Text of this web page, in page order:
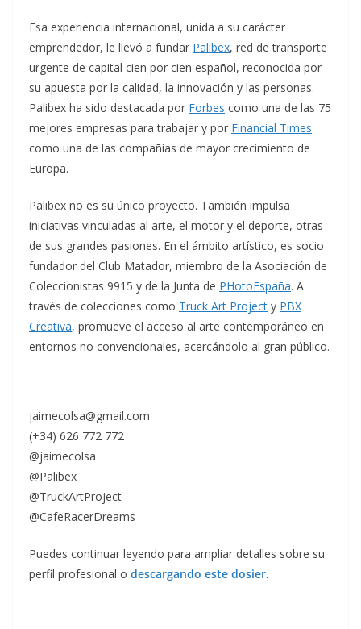
Esa experiencia internacional, unida a su carácter
emprendedor, le llevó a fundar Palibex, red de transporte
urgente de capital cien por cien español, reconocida por
su apuesta por la calidad, la innovación y las personas.
Palibex ha sido destacada por Forbes como una de las 75
mejores empresas para trabajar y por Financial Times
como una de las compañías de mayor crecimiento de
Europa.
Palibex no es su único proyecto. También impulsa
iniciativas vinculadas al arte, el motor y el deporte, otras
de sus grandes pasiones. En el ámbito artístico, es socio
fundador del Club Matador, miembro de la Asociación de
Coleccionistas 9915 y de la Junta de PHotoEspaña. A
través de colecciones como Truck Art Project y PBX
Creativa, promueve el acceso al arte contemporáneo en
entornos no convencionales, acercándolo al gran público.
jaimecolsa@gmail.com
(+34) 626 772 772
@jaimecolsa
@Palibex
@TruckArtProject
@CafeRacerDreams
Puedes continuar leyendo para ampliar detalles sobre su
perfil profesional o descargando este dosier.